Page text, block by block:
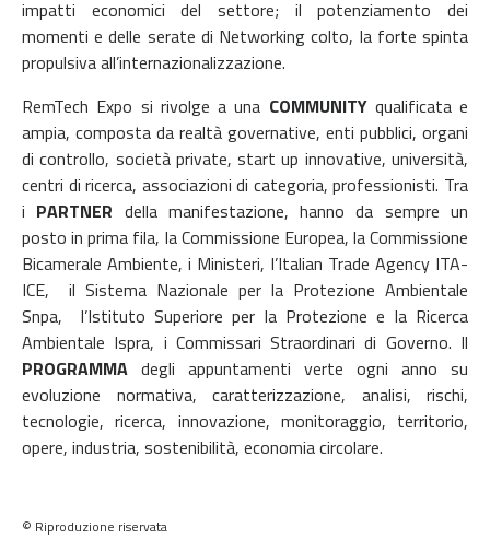
impatti economici del settore; il potenziamento dei
momenti e delle serate di Networking colto, la forte spinta
propulsiva all’internazionalizzazione.
RemTech Expo si rivolge a una COMMUNITY qualificata e
ampia, composta da realtà governative, enti pubblici, organi
di controllo, società private, start up innovative, università,
centri di ricerca, associazioni di categoria, professionisti. Tra
i PARTNER della manifestazione, hanno da sempre un
posto in prima fila, la Commissione Europea, la Commissione
Bicamerale Ambiente, i Ministeri, l’Italian Trade Agency ITA-
ICE, il Sistema Nazionale per la Protezione Ambientale
Snpa, l’Istituto Superiore per la Protezione e la Ricerca
Ambientale Ispra, i Commissari Straordinari di Governo. Il
PROGRAMMA degli appuntamenti verte ogni anno su
evoluzione normativa, caratterizzazione, analisi, rischi,
tecnologie, ricerca, innovazione, monitoraggio, territorio,
opere, industria, sostenibilità, economia circolare.
© Riproduzione riservata